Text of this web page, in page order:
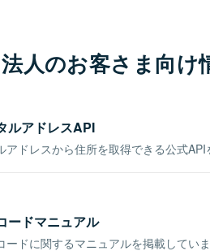
人のお客さま向け
ルアドレスAPI
ドレスから住所を取得できる公式API
ードマニュアル
ドに関するマニュアルを掲載していま